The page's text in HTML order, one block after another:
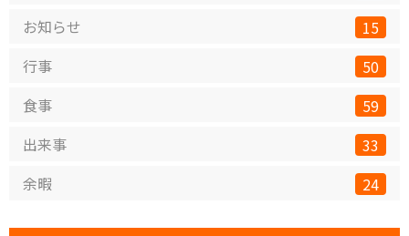
お知らせ
15
行事
50
食事
59
出来事
33
余暇
24